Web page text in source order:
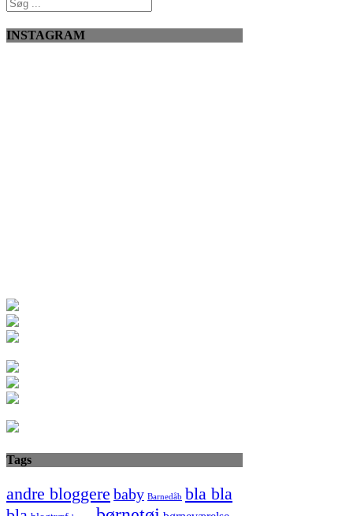
INSTAGRAM
Tags
andre bloggere baby Barnedåb bla bla